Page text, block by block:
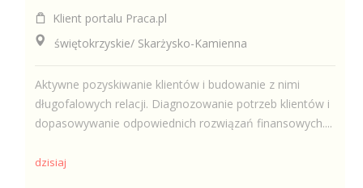
Klient portalu Praca.pl
świętokrzyskie/ Skarżysko-Kamienna
Aktywne pozyskiwanie klientów i budowanie z nimi
długofalowych relacji. Diagnozowanie potrzeb klientów i
dopasowywanie odpowiednich rozwiązań finansowych....
dzisiaj